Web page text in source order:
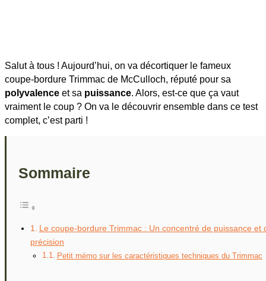
Salut à tous ! Aujourd’hui, on va décortiquer le fameux
coupe-bordure Trimmac de McCulloch, réputé pour sa
polyvalence et sa puissance. Alors, est-ce que ça vaut
vraiment le coup ? On va le découvrir ensemble dans ce test
complet, c’est parti !
Sommaire
Le coupe-bordure Trimmac : Un concentré de puissance et
précision
Petit mémo sur les caractéristiques techniques du Trimmac